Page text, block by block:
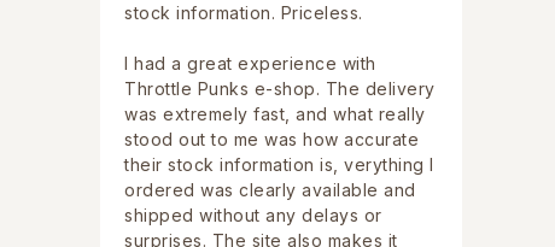
stock information. Priceless.
I had a great experience with
Throttle Punks e-shop. The delivery
was extremely fast, and what really
stood out to me was how accurate
their stock information is, verything I
ordered was clearly available and
shipped without any delays or
surprises. The site also makes it